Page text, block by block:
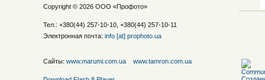
Copyright © 2026 ООО «Профото»
Тел.: +380(44) 257-10-10, +380(44) 257-10-11
Электронная почта: info [at] prophoto.ua
Сайты: www.marumi.com.ua www.tamron.com.ua